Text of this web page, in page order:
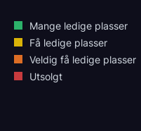
Mange ledige plasser
Få ledige plasser
Veldig få ledige plasser
Utsolgt